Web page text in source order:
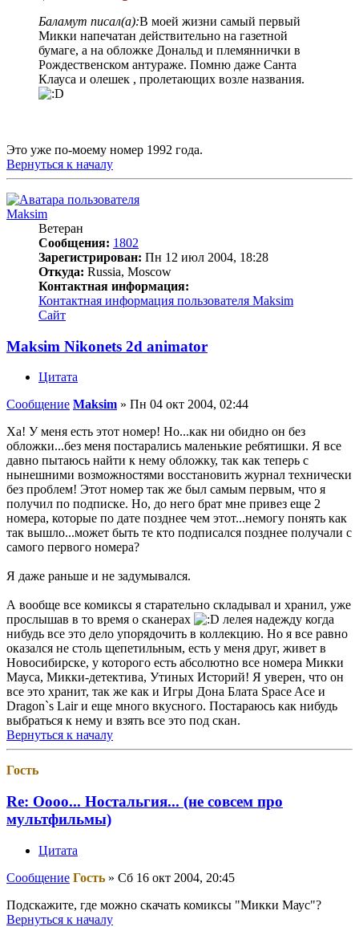
Баламут писал(а):В моей жизни самый первый
Микки напечатан действительно на газетной
бумаге, а на обложке Дональд и племяннички в
Рождественском антураже. Помню даже Санта
Клауса и олешек , пролетающих возле названия.
Это уже по-моему номер 1992 года.
Вернуться к началу
Maksim
Ветеран
Сообщения: 1802
Зарегистрирован: Пн 12 июл 2004, 18:28
Откуда: Russia, Moscow
Контактная информация:
Контактная информация пользователя Maksim
Сайт
Maksim Nikonets 2d animator
Цитата
Сообщение Maksim » Пн 04 окт 2004, 02:44
Ха! У меня есть этот номер! Но...как ни обидно он без
обложки...без меня постарались маленькие ребятишки. Я все
давно пытаюсь найти к нему обложку, так как теперь с
нынешними возможностями восстановить журнал технически
без проблем! Этот номер так же был самым первым, что я
получил по подписке. Но, до него брат мне привез еще 2
номера, которые по дате позднее чем этот...немогу понять как
так вышло...может быть те кто подписался позднее получали с
самого первого номера?
Я даже раньше и не задумывался.
А вообще все комиксы я старательно складывал и хранил, уже
прослышав в то время о сканерах
лелея надежду когда
нибудь все это дело упорядочить в коллекцию. Но я все равно
оказался не столь щепетильным, есть у меня друг, живет в
Новосибирске, у которого есть абсолютно все номера Микки
Мауса, Микки-детектива, Утиных Историй! Я уверен, что он
все это хранит, так же как и Игры Дона Блата Space Ace и
Dragon`s Lair и еще много вкусного. Постараюсь как нибудь
выбраться к нему и взять все это под скан.
Вернуться к началу
Гость
Re: Оооо... Ностальгия... (не совсем про
мультфильмы)
Цитата
Сообщение Гость » Сб 16 окт 2004, 20:45
Подскажите, где можно скачать комиксы "Микки Маус"?
Вернуться к началу